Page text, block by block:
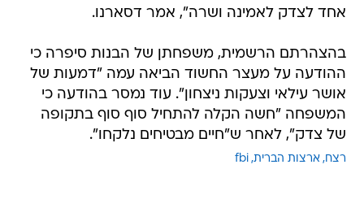
אחד לצדק לאמינה ושרה", אמר דסארנו.
בהצהרתם הרשמית, משפחתן של הבנות סיפרה כי
ההודעה על מעצר החשוד הביאה עמה "דמעות של
אושר עילאי וצעקות ניצחון". עוד נמסר בהודעה כי
המשפחה "חשה הקלה להתחיל סוף סוף בתקופה
של צדק", לאחר ש"חיים מבטיחים נלקחו".
רצח ארצות הברית fbi